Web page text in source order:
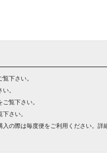
覧下さい。
。
ご覧下さい。
さい。
の際は毎度便をご利用ください。詳